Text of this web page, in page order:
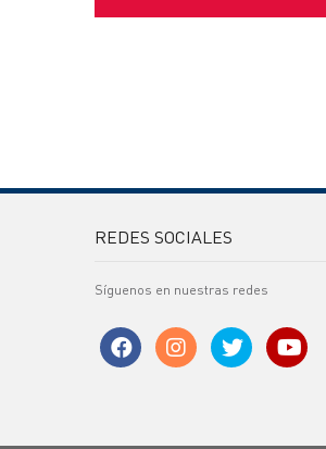
REDES SOCIALES
Síguenos en nuestras redes